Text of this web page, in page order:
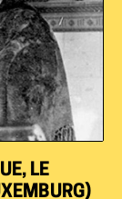
LE